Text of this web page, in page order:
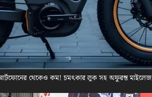
থেকেও কম! চমৎকার লুক সহ অফুরন্ত মাইলেজ